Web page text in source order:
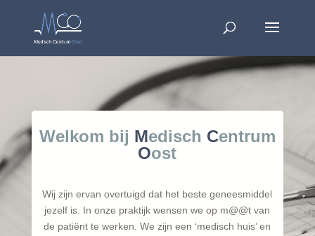
Welkom bij Medisch Centrum
Oost
Wij zijn ervan overtuigd dat het beste geneesmiddel
jezelf is. In onze praktijk wensen we op m@@t van
de patiënt te werken. We zijn een ‘medisch huis’ en